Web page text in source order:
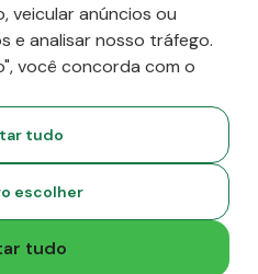
Criado com 💚 remotamente, de
veicular anúncios ou
e analisar nosso tráfego.
você concorda com o
tudo
escolher
tudo